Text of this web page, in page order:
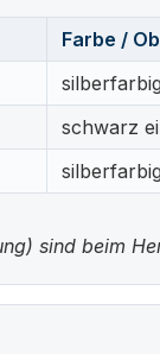
Farbe /
schwarz
sind beim